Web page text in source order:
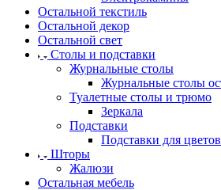
Остальной текстиль
Остальной декор
Остальной свет
Столы и подставки
Журнальные столы
Журнальные столы
Туалетные столы и трюмо
Зеркала
Подставки
Подставки для цветов
Шторы
Жалюзи
Остальная мебель